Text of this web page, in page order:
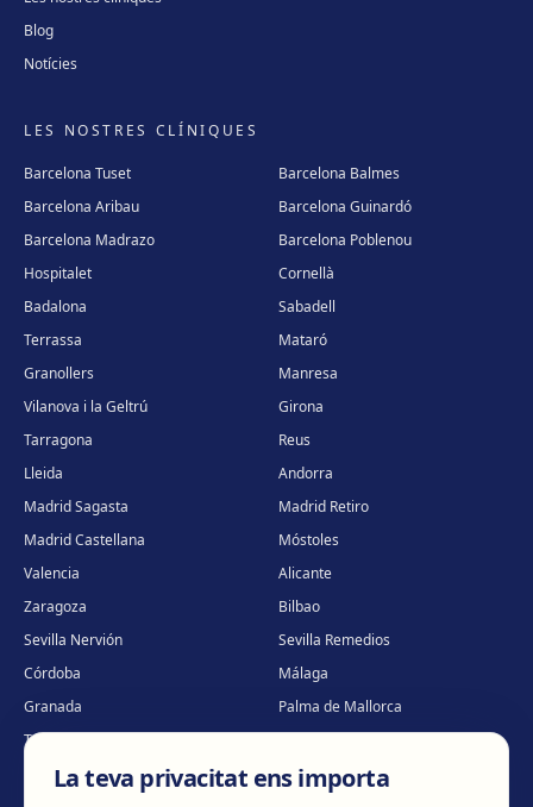
Blog
Notícies
LES NOSTRES CLÍNIQUES
Barcelona Tuset
Barcelona Balmes
Barcelona Aribau
Barcelona Guinardó
Barcelona Madrazo
Barcelona Poblenou
Hospitalet
Cornellà
Badalona
Sabadell
Terrassa
Mataró
Granollers
Manresa
Vilanova i la Geltrú
Girona
Tarragona
Reus
Lleida
Andorra
Madrid Sagasta
Madrid Retiro
Madrid Castellana
Móstoles
Valencia
Alicante
Zaragoza
Bilbao
Sevilla Nervión
Sevilla Remedios
Córdoba
Málaga
Granada
Palma de Mallorca
Tenerife
Portugal · Famalicão
Portugal · Guimarães
Clínica virtual*
La teva privacitat ens importa